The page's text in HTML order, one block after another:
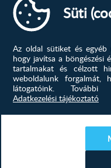
Praktikus,
Süti
Az oldal sütiket és egyéb
hogy javítsa a böngészési
tartalmakat és célzott
weboldalunk forgalmát,
látogatóink.
Adatkezelési tájékoztató